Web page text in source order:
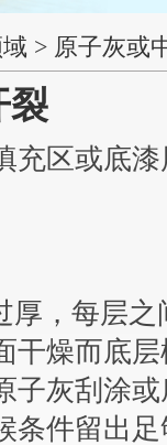
> 原子灰或
裂
充区或底
厚，每层
干燥而底
子灰刮涂
条件留出